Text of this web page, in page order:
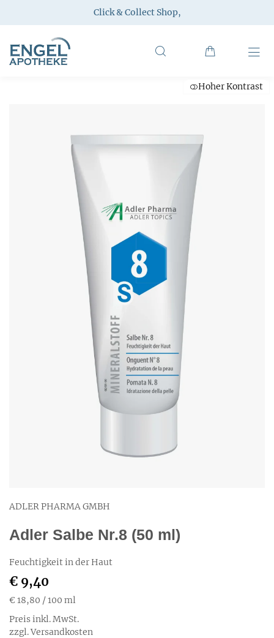
Click & Collect Shop,
Hoher Kontrast
ADLER PHARMA GMBH
Adler Salbe Nr.8 (50 ml)
Feuchtigkeit in der Haut
€ 9,40
€ 18,80 / 100 ml
Preis inkl. MwSt.
zzgl. Versandkosten